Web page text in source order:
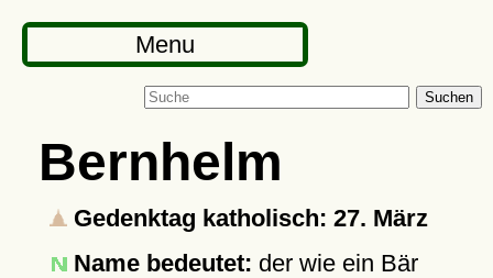
Menu
Suchen
Bernhelm
Gedenktag katholisch: 27. März
Name bedeutet: der wie ein Bär